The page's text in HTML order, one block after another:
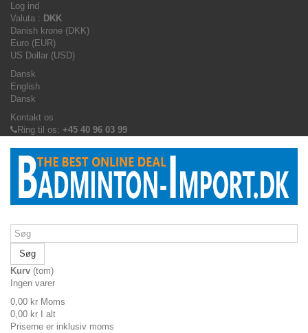
Log ind
Valuta : DKK
Danish krone (DKK)
Euro (EUR)
US Dollar (USD)
Dansk
English
Dansk
Kontakt os
Ring til os: +45 40 96 03 99
Søg
Kurv (tom)
Ingen varer
0,00 kr Moms
0,00 kr I alt
Priserne er inklusiv moms